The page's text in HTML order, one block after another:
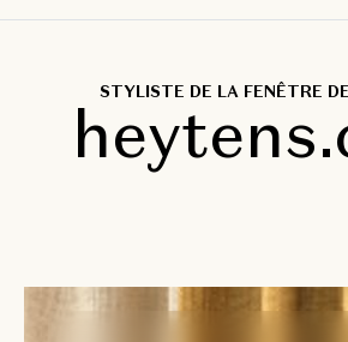
STYLISTE DE LA FENÊTRE